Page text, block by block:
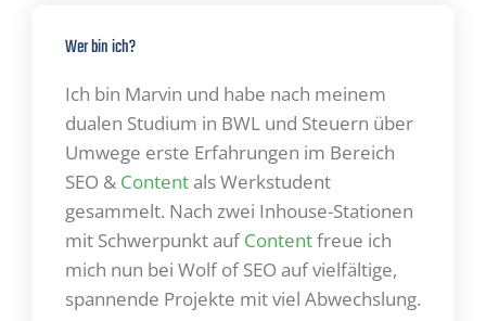
Wer bin ich?
Ich bin Marvin und habe nach meinem
dualen Studium in BWL und Steuern über
Umwege erste Erfahrungen im Bereich
SEO & Contentals Werkstudent
gesammelt. Nach zwei Inhouse-Stationen
mit Schwerpunkt aufContentfreue ich
mich nun bei Wolf of SEO auf vielfältige,
spannende Projekte mit viel Abwechslung.